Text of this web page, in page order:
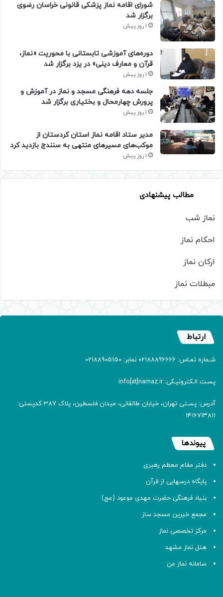
شورای اقامه نماز پزشکی قانونی خراسان رضوی
برگزار شد
1 روز پیش
دوره‌های آموزشی تابستانی با محوریت «نماز،
قرآن و معارف دینی» در یزد برگزار شد
1 روز پیش
جلسه دهه فرهنگی مسجد و نماز در آموزش و
پرورش چهارمحال و بختیاری برگزار شد
1 روز پیش
مدیر ستاد اقامه نماز استان کردستان از
موکب‌های مسیرهای منتهی به سنندج بازدید کرد
1 روز پیش
مطالب پیشنهادی
نماز شب
احکام نماز
ارکان نماز
مبطلات نماز
ارتباط
شـماره تمـاس: 02188896666 نمابر: 02188905150
پسـت الـکترونیـکی: info[at]namaz.ir
آدرس: پسـتی تهران، خیابان طالقانی، میدان فلسطین، پلاک 387 کدپستی:
۱۴۱۶۷۱۳۸۱۱
پیوندها
دفتر مقام معظم رهبری
پایگاه درسهایی از قرآن
بنیاد فرهنگی حضرت مهدی موعود (عج)
مجمع خیرین مسجد ساز
مرکز تخصصی نماز
هتل نماز مشهد
سامانه نماز من